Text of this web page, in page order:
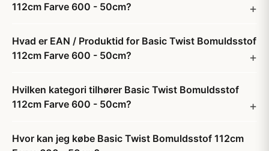
112cm Farve 600 - 50cm?
Hvad er EAN / Produktid for Basic Twist Bomuldsstof
112cm Farve 600 - 50cm?
Hvilken kategori tilhører Basic Twist Bomuldsstof
112cm Farve 600 - 50cm?
Hvor kan jeg købe Basic Twist Bomuldsstof 112cm